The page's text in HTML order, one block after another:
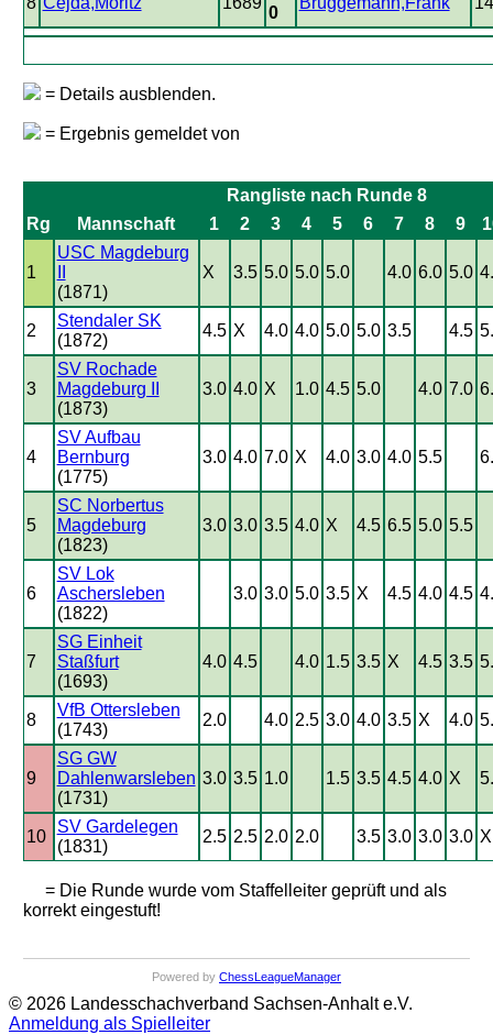
0
= Details ausblenden.
= Ergebnis gemeldet von
Rangliste nach Runde 8
Rg
Mannschaft 1 2 3 4 5 6 7 8 9
1
USC Magdeburg
(1871)
X 3.5 5.0 5.0 5.0 4.0 6.0 5.0
2
Stendaler SK
(1872)
4.5 X 4.0 4.0 5.0 5.0 3.5 4.5
3
SV Rochade
Magdeburg II
(1873)
3.0 4.0 X 1.0 4.5 5.0 4.0 7.0
4
SV Aufbau
Bernburg
(1775)
3.0 4.0 7.0 X 4.0 3.0 4.0 5.5
5
SC Norbertus
Magdeburg
(1823)
3.0 3.0 3.5 4.0 X 4.5 6.5 5.0 5.5
6
SV Lok
Aschersleben
(1822)
3.0 3.0 5.0 3.5 X 4.5 4.0 4.5
7
SG Einheit
Staßfurt
(1693)
4.0 4.5 4.0 1.5 3.5 X 4.5 3.5
8
VfB Ottersleben
(1743)
2.0 4.0 2.5 3.0 4.0 3.5 X 4.0
9
SG GW
Dahlenwarsleben
(1731)
3.0 3.5 1.0 1.5 3.5 4.5 4.0 X
10
SV Gardelegen
(1831)
2.5 2.5 2.0 2.0 3.5 3.0 3.0 3.0 X
= Die Runde wurde vom Staffelleiter geprüft und als
korrekt eingestuft!
Powered by ChessLeagueManager
© 2026 Landesschachverband Sachsen-Anhalt e.V.
Anmeldung als Spielleiter